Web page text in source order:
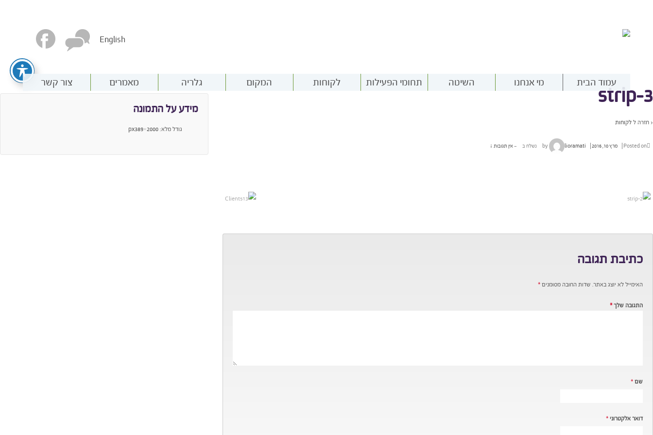
English
עמוד הבית מי אנחנו השיטה תחומי הפעילות לקוחות המקום גלריה מאמרים צור קשר
strip-3
‹ חזרה ל לקוחות
Posted on מרץ 10, 2016 lioramati נשלח ב —אין תגובות ↓
כתיבת תגובה
האימייל לא יוצג באתר. שדות החובה מסומנים *
התגובה שלך*
שם *
דואר אלקטרוני *
מידע על התמונה
גודל מלא: 2000×389
px